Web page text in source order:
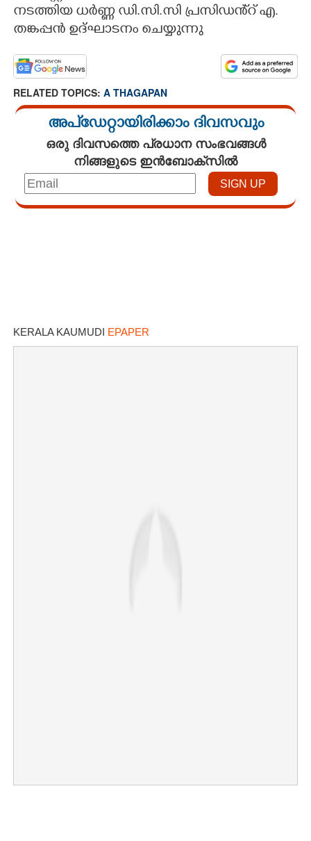
CARTOONS
LITERATURE
ZOOM
CONTACT US
നടത്തിയ ധർണ്ണ ഡി.സി.സി പ്രസിഡൻ്റ് എ.
തങ്കപ്പൻ ഉദ്ഘാടനം ചെയ്യുന്നു
RELATED TOPICS: A THAGAPAN
അപ്ഡേറ്റായിരിക്കാം ദിവസവും
ഒരു ദിവസത്തെ പ്രധാന സംഭവങ്ങൾ
നിങ്ങളുടെ ഇൻബോക്സിൽ
KERALA KAUMUDI EPAPER